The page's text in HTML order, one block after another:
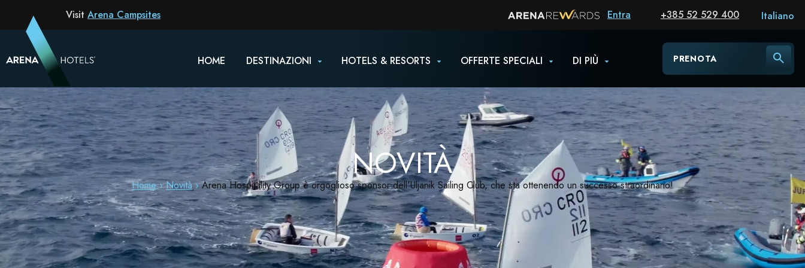
Visit Arena Campsites Entra +385 52 529 400
HOME DESTINAZIONI HOTELS & RESORTS OFFERTE SPECIALI DI PIÙ PRENOTA
Italiano
NOVITÀ
Home Novità Arena Hospitality Group è orgoglioso sponsor dell'Uljanik Sailing Club, che sta ottenendo un successo straordinario!